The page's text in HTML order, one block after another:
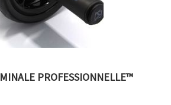
PROFESSIONNELLE™